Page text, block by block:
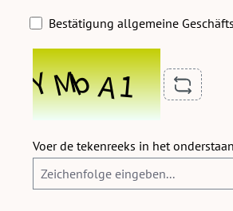
Bestätigung allgemeine
Voer de tekenreeks in het